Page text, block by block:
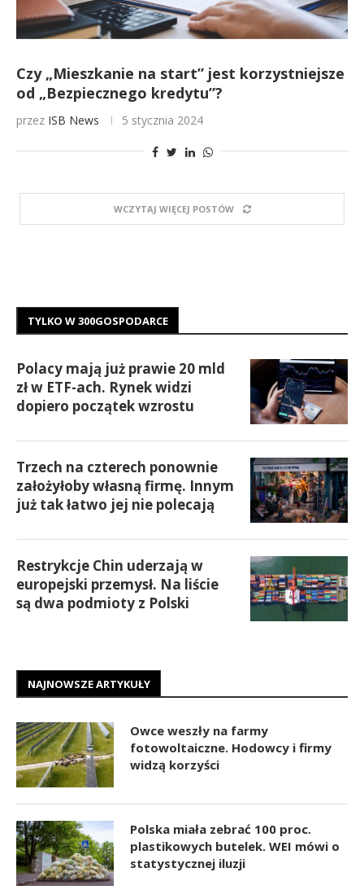
Czy „Mieszkanie na start” jest korzystniejsze
od „Bezpiecznego kredytu”?
przez ISB News 5 stycznia 2024
WCZYTAJ WIĘCEJ POSTÓW
TYLKO W 300GOSPODARCE
Polacy mają już prawie 20 mld
zł w ETF-ach. Rynek widzi
dopiero początek wzrostu
Trzech na czterech ponownie
założyłoby własną firmę. Innym
już tak łatwo jej nie polecają
Restrykcje Chin uderzają w
europejski przemysł. Na liście
są dwa podmioty z Polski
NAJNOWSZE ARTYKUŁY
Owce weszły na farmy
fotowoltaiczne. Hodowcy i firmy
widzą korzyści
Polska miała zebrać 100 proc.
plastikowych butelek. WEI mówi o
statystycznej iluzji